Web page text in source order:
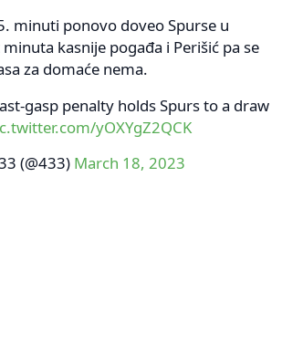
minuti ponovo doveo Spurse u
kasnije pogađa i Perišić pa se
za domaće nema.
gasp penalty holds Spurs to a draw
yOXYgZ2QCK
(@433) March 18, 2023